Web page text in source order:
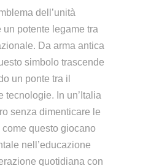
dell’unità
potente legame tra
Da arma antica
simbolo trascende
un ponte tra il
tecnologie. In un’Italia
senza dimenticare le
questo giocano
nell’educazione
quotidiana con